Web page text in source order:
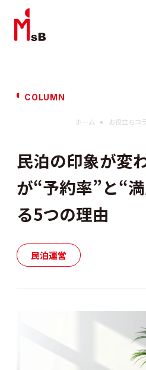
COLUMN
ホーム お役立ちコ
民泊の印象が変
が“予約率”と“
る5つの理由
民泊運営